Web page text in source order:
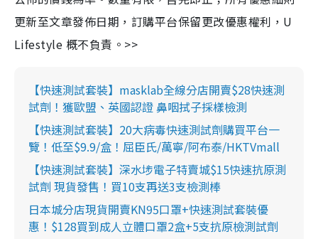
更新至文章發佈日期，訂購平台保留更改優惠權利，U
Lifestyle 概不負責。>>
【快速測試套裝】masklab全線分店開賣$28快速測
試劑！獲歐盟、英國認證 鼻咽拭子採樣檢測
【快速測試套裝】20大病毒快速測試劑購買平台一
覽！低至$9.9/盒！屈臣氏/萬寧/阿布泰/HKTVmall
【快速測試套裝】深水埗電子特賣城$15快速抗原測
試劑 現貨發售！買10支再送3支檢測棒
日本城分店現貨開賣KN95口罩+快速測試套裝優
惠！$128買到成人立體口罩2盒+5支抗原檢測試劑